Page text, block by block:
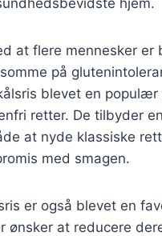
at flere mennesker er
på
blevet en
retter. De tilbyder
at nyde klassiske
med smagen.
er også blevet en
ønsker at reducere